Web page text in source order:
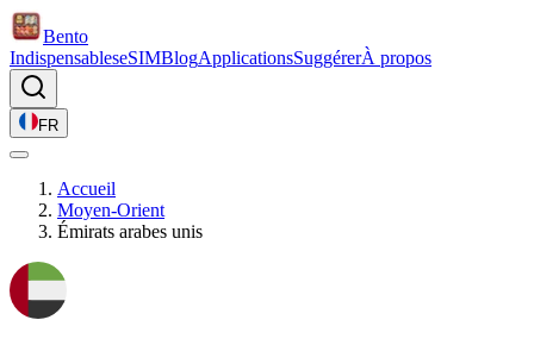
Bento
IndispensableseSIMBlogApplicationsSuggérerÀ propos
FR
Accueil
Moyen-Orient
Émirats arabes unis